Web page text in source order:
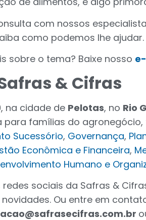
com nossos
como podemos lhe ajudar.
sobre o tema? Baixe nosso
& Cifras
na cidade de Pelotas, no Rio
para famílias do agronegócio,
Sucessório, Governança,
Econômica e Financeira,
Humano e
sociais da Safras &
Ou entre em